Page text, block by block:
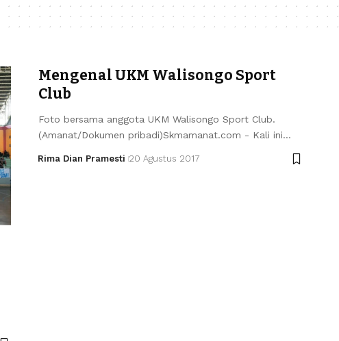
Mengenal UKM Walisongo Sport
Club
Foto bersama anggota UKM Walisongo Sport Club.
(Amanat/Dokumen pribadi)Skmamanat.com - Kali ini…
Rima Dian Pramesti 20 Agustus 2017